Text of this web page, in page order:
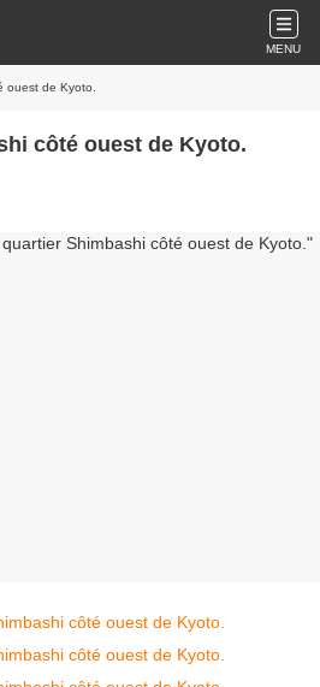
MENU
ouest de Kyoto.
côté ouest de Kyoto.